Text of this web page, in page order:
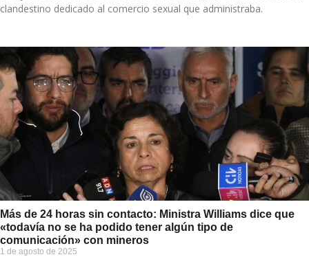
clandestino dedicado al comercio sexual que administraba.
Más de 24 horas sin contacto: Ministra Williams dice que
«todavía no se ha podido tener algún tipo de
comunicación» con mineros
1 de agosto de 2025